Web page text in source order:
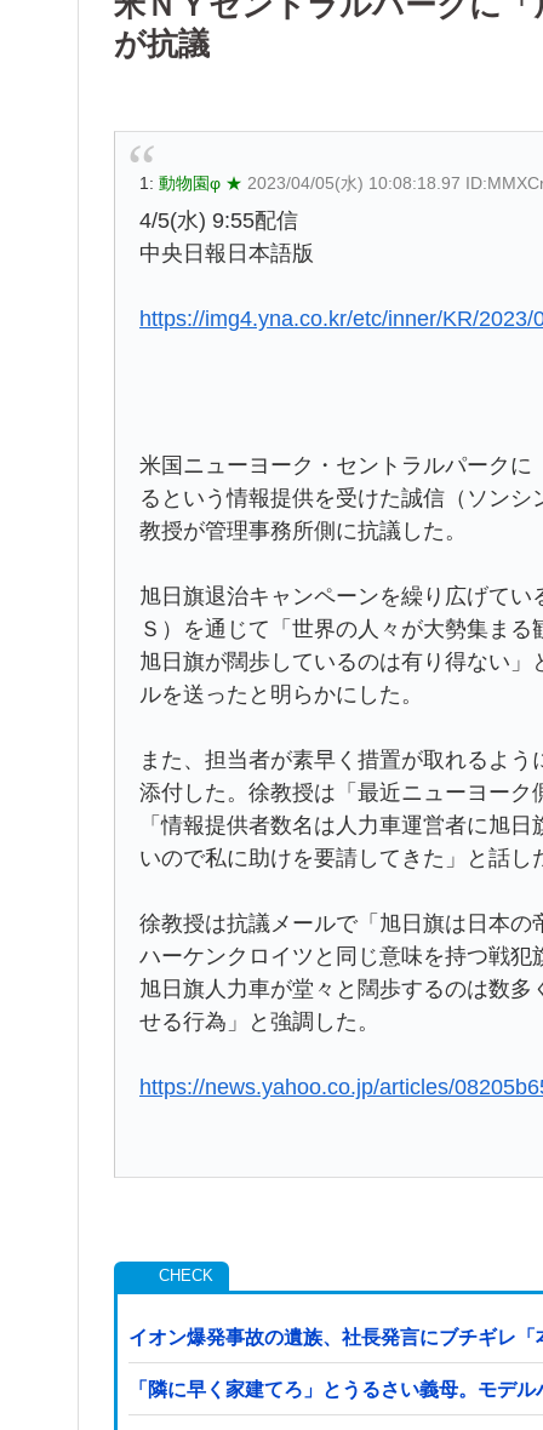
が抗議
1: 動物園φ ★ 2023/04/05(水) 10:08:18.97
4/5(水) 9:55配信
中央日報日本語版
https://img4.yna.co.kr/etc/inner/KR/
米国ニューヨーク・セントラルパーク
るという情報提供を受けた誠信（ソン
教授が管理事務所側に抗議した。
旭日旗退治キャンペーンを繰り広げて
Ｓ）を通じて「世界の人々が大勢集ま
旭日旗が闊歩しているのは有り得ない
ルを送ったと明らかにした。
また、担当者が素早く措置が取れるよ
添付した。徐教授は「最近ニューヨー
「情報提供者数名は人力車運営者に旭
いので私に助けを要請してきた」と話し
徐教授は抗議メールで「旭日旗は日本
ハーケンクロイツと同じ意味を持つ戦
旭日旗人力車が堂々と闊歩するのは数
せる行為」と強調した。
https://news.yahoo.co.jp/articles/
イオン爆発事故の遺族、社長発言にブチギレ
「隣に早く家建てろ」とうるさい義母。モデ